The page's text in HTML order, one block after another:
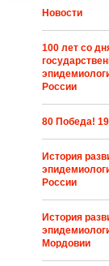
Новости
100 лет со
России
80 Победа!
История
России
История
Мордовии